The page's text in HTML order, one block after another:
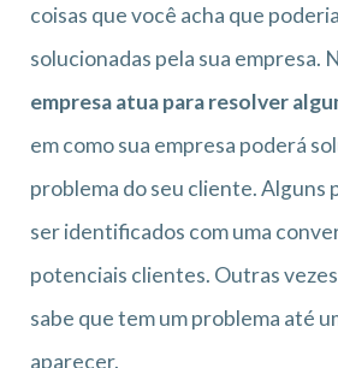
coisas que você acha que
solucionadas pela sua empresa.
empresa atua para resolver
em como sua empresa poderá
problema do seu cliente. Alguns
ser identificados com uma
potenciais clientes. Outras
sabe que tem um problema até
aparecer.